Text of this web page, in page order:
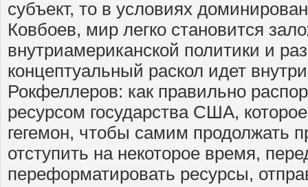
субъект, то в условиях
Ковбоев, мир легко становится
внутриамериканской политики и
концептуальный раскол идет
Рокфеллеров: как правильно
ресурсом государства США,
гегемон, чтобы самим продолжать
отступить на некоторое время,
переформатировать ресурсы,